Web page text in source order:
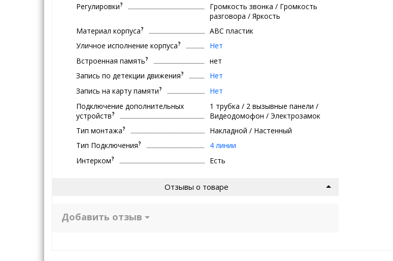
Регулировки?
Громкость звонка / Громкость
разговора / Яркость
Материал корпуса?
ABC пластик
Уличное исполнение корпуса?
Нет
Встроенная память?
нет
Запись по детекции движения?
Нет
Запись на карту памяти?
Нет
Подключение дополнительных
устройств?
1 трубка / 2 вызывные панели /
Видеодомофон / Электрозамок
Тип монтажа?
Накладной / Настенный
Тип Подключения?
4 линии
Интерком? Есть
Отзывы о товаре
Добавить отзыв